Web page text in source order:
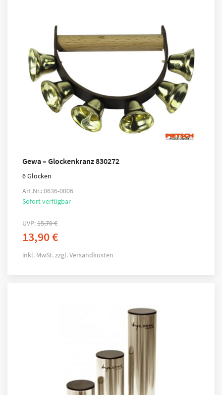
Gewa – Glockenkranz 830272
6 Glocken
Art.Nr.: 0636-0006
Sofort verfügbar
UVP:15,70€
13,90€
inkl. MwSt. zzgl.Versandkosten